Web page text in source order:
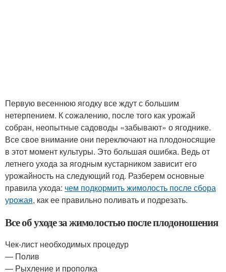
Первую весеннюю ягодку все ждут с большим
нетерпением. К сожалению, после того как урожай
собран, неопытные садоводы «забывают» о ягоднике.
Все свое внимание они переключают на плодоносящие
в этот момент культуры. Это большая ошибка. Ведь от
летнего ухода за ягодным кустарником зависит его
урожайность на следующий год. Разберем основные
правила ухода: чем подкормить жимолость после сбора
урожая, как ее правильно поливать и подрезать.
Все об уходе за жимолостью после плодоношения
Чек-лист необходимых процедур
— Полив
— Рыхление и прополка